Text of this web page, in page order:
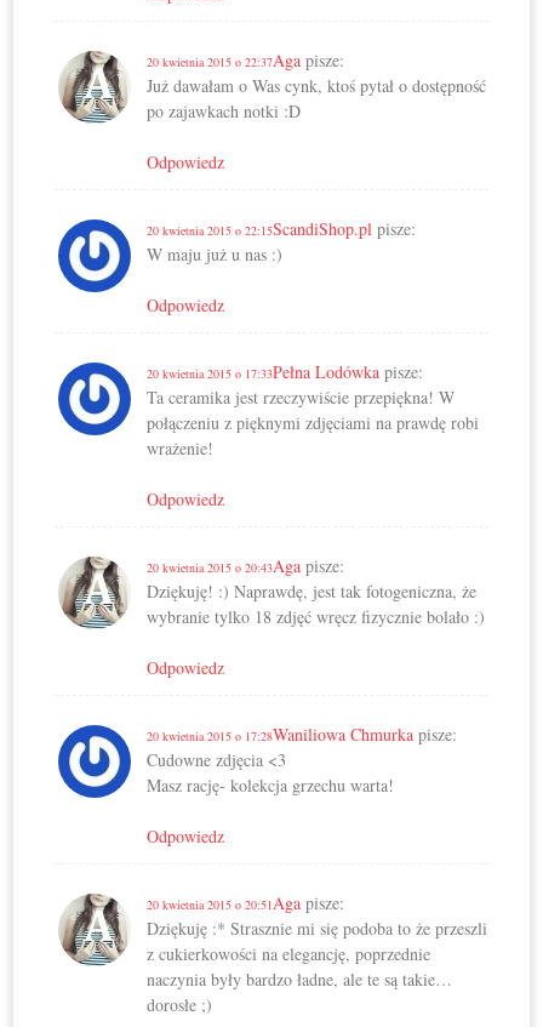
Aga pisze:
20 kwietnia 2015 o 22:37
Już dawałam o Was cynk, ktoś pytał o dostępność
po zajawkach notki :D
Odpowiedz
ScandiShop.pl pisze:
20 kwietnia 2015 o 22:15
W maju już u nas :)
Odpowiedz
Pełna Lodówka pisze:
20 kwietnia 2015 o 17:33
Ta ceramika jest rzeczywiście przepiękna! W
połączeniu z pięknymi zdjęciami na prawdę robi
wrażenie!
Odpowiedz
Aga pisze:
20 kwietnia 2015 o 20:43
Dziękuję! :) Naprawdę, jest tak fotogeniczna, że
wybranie tylko 18 zdjęć wręcz fizycznie bolało :)
Odpowiedz
Waniliowa Chmurka pisze:
20 kwietnia 2015 o 17:28
Cudowne zdjęcia <3
Masz rację- kolekcja grzechu warta!
Odpowiedz
Aga pisze:
20 kwietnia 2015 o 20:51
Dziękuję :* Strasznie mi się podoba to że przeszli
z cukierkowości na elegancję, poprzednie
naczynia były bardzo ładne, ale te są takie…
dorosłe ;)